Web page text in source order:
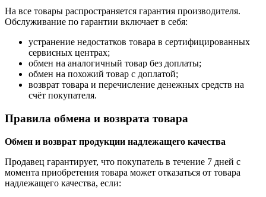
На все товары распространяется гарантия производителя.
Обслуживание по гарантии включает в себя:
устранение недостатков товара в сертифицированных
сервисных центрах;
обмен на аналогичный товар без доплаты;
обмен на похожий товар с доплатой;
возврат товара и перечисление денежных средств на
счёт покупателя.
Правила обмена и возврата товара
Обмен и возврат продукции надлежащего качества
Продавец гарантирует, что покупатель в течение 7 дней с
момента приобретения товара может отказаться от товара
надлежащего качества, если: